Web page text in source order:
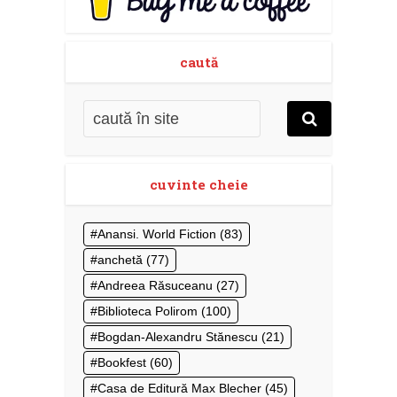
caută
cuvinte cheie
Anansi. World Fiction (83)
anchetă (77)
Andreea Răsuceanu (27)
Biblioteca Polirom (100)
Bogdan-Alexandru Stănescu (21)
Bookfest (60)
Casa de Editură Max Blecher (45)